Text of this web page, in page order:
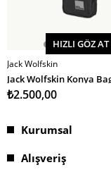
SEPETE EKLE
HIZLI GÖZ AT
Jack Wolfskin
₺2.500,00
Kurumsal
Alışveriş